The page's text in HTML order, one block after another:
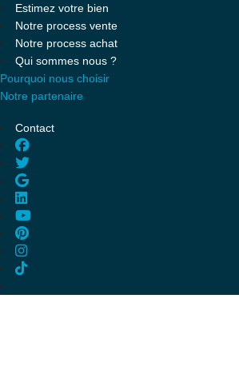
Estimez votre bien
Notre process vente
Notre process achat
Qui sommes nous ?
Pourquoi nous choisir
Notre partenaire
Contact